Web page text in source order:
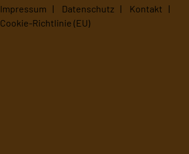
Impressum Datenschutz
Kontakt
Cookie-Richtlinie (EU)